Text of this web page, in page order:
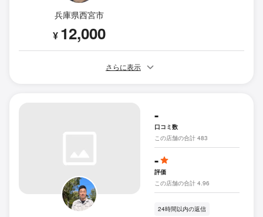
兵庫県西宮市
¥ 12,000
さらに表示
-
口コミ数
この店舗の合計 483
-
評価
この店舗の合計 4.96
24時間以内の返信